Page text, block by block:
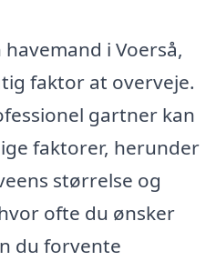
i Voerså,
faktor at overveje.
gartner kan
faktorer, herunder
størrelse og
ofte du ønsker
du forvente